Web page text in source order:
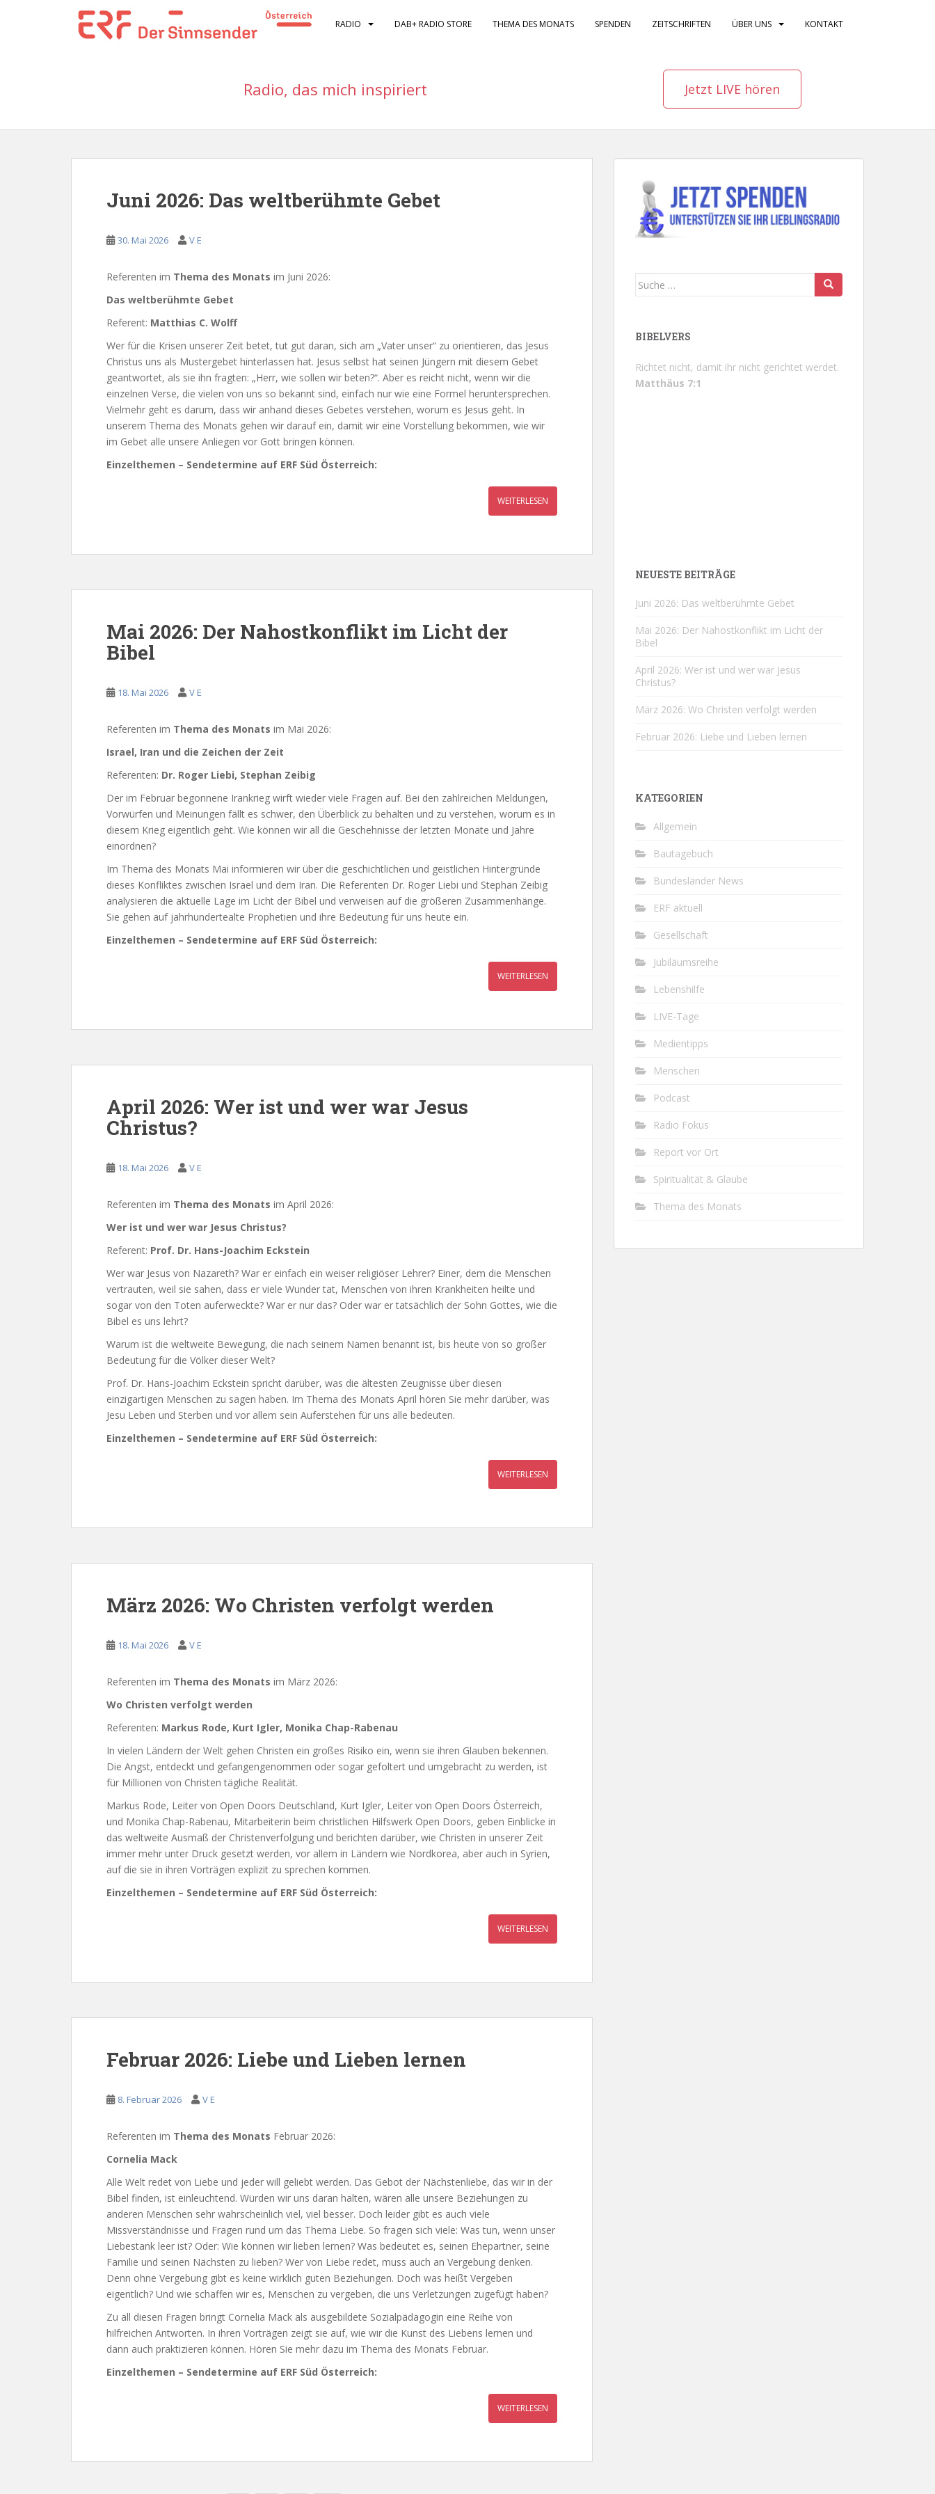
RADIO DAB+ RADIO STORE THEMA DES MONATS SPENDEN ZEITSCHRIFTEN ÜBER UNS KONTAKT
Radio, das mich inspiriert Jetzt LIVE hören
Juni 2026: Das weltberühmte Gebet
30. Mai 2026 V E
Referenten im Thema des Monats im Juni 2026:
Das weltberühmte Gebet
Referent: Matthias C. Wolff
Wer für die Krisen unserer Zeit betet, tut gut daran, sich am „Vater unser“ zu orientieren, das Jesus
Christus uns als Mustergebet hinterlassen hat. Jesus selbst hat seinen Jüngern mit diesem Gebet
geantwortet, als sie ihn fragten: „Herr, wie sollen wir beten?“. Aber es reicht nicht, wenn wir die
einzelnen Verse, die vielen von uns so bekannt sind, einfach nur wie eine Formel heruntersprechen.
Vielmehr geht es darum, dass wir anhand dieses Gebetes verstehen, worum es Jesus geht. In
unserem Thema des Monats gehen wir darauf ein, damit wir eine Vorstellung bekommen, wie wir
im Gebet alle unsere Anliegen vor Gott bringen können.
Einzelthemen – Sendetermine auf ERF Süd Österreich:
WEITERLESEN
Mai 2026: Der Nahostkonflikt im Licht der
Bibel
18. Mai 2026 V E
Referenten im Thema des Monats im Mai 2026:
Israel, Iran und die Zeichen der Zeit
Referenten: Dr. Roger Liebi, Stephan Zeibig
Der im Februar begonnene Irankrieg wirft wieder viele Fragen auf. Bei den zahlreichen Meldungen,
Vorwürfen und Meinungen fällt es schwer, den Überblick zu behalten und zu verstehen, worum es in
diesem Krieg eigentlich geht. Wie können wir all die Geschehnisse der letzten Monate und Jahre
einordnen?
Im Thema des Monats Mai informieren wir über die geschichtlichen und geistlichen Hintergründe
dieses Konfliktes zwischen Israel und dem Iran. Die Referenten Dr. Roger Liebi und Stephan Zeibig
analysieren die aktuelle Lage im Licht der Bibel und verweisen auf die größeren Zusammenhänge.
Sie gehen auf jahrhundertealte Prophetien und ihre Bedeutung für uns heute ein.
Einzelthemen – Sendetermine auf ERF Süd Österreich:
WEITERLESEN
April 2026: Wer ist und wer war Jesus
Christus?
18. Mai 2026 V E
Referenten im Thema des Monats im April 2026:
Wer ist und wer war Jesus Christus?
Referent: Prof. Dr. Hans-Joachim Eckstein
Wer war Jesus von Nazareth? War er einfach ein weiser religiöser Lehrer? Einer, dem die Menschen
vertrauten, weil sie sahen, dass er viele Wunder tat, Menschen von ihren Krankheiten heilte und
sogar von den Toten auferweckte? War er nur das? Oder war er tatsächlich der Sohn Gottes, wie die
Bibel es uns lehrt?
Warum ist die weltweite Bewegung, die nach seinem Namen benannt ist, bis heute von so großer
Bedeutung für die Völker dieser Welt?
Prof. Dr. Hans-Joachim Eckstein spricht darüber, was die ältesten Zeugnisse über diesen
einzigartigen Menschen zu sagen haben. Im Thema des Monats April hören Sie mehr darüber, was
Jesu Leben und Sterben und vor allem sein Auferstehen für uns alle bedeuten.
Einzelthemen – Sendetermine auf ERF Süd Österreich:
WEITERLESEN
März 2026: Wo Christen verfolgt werden
18. Mai 2026 V E
Referenten im Thema des Monats im März 2026:
Wo Christen verfolgt werden
Referenten: Markus Rode, Kurt Igler, Monika Chap-Rabenau
In vielen Ländern der Welt gehen Christen ein großes Risiko ein, wenn sie ihren Glauben bekennen.
Die Angst, entdeckt und gefangengenommen oder sogar gefoltert und umgebracht zu werden, ist
für Millionen von Christen tägliche Realität.
Markus Rode, Leiter von Open Doors Deutschland, Kurt Igler, Leiter von Open Doors Österreich,
und Monika Chap-Rabenau, Mitarbeiterin beim christlichen Hilfswerk Open Doors, geben Einblicke in
das weltweite Ausmaß der Christenverfolgung und berichten darüber, wie Christen in unserer Zeit
immer mehr unter Druck gesetzt werden, vor allem in Ländern wie Nordkorea, aber auch in Syrien,
auf die sie in ihren Vorträgen explizit zu sprechen kommen.
Einzelthemen – Sendetermine auf ERF Süd Österreich:
WEITERLESEN
Februar 2026: Liebe und Lieben lernen
8. Februar 2026 V E
Referenten im Thema des Monats Februar 2026:
Cornelia Mack
Alle Welt redet von Liebe und jeder will geliebt werden. Das Gebot der Nächstenliebe, das wir in der
Bibel finden, ist einleuchtend. Würden wir uns daran halten, wären alle unsere Beziehungen zu
anderen Menschen sehr wahrscheinlich viel, viel besser. Doch leider gibt es auch viele
Missverständnisse und Fragen rund um das Thema Liebe. So fragen sich viele: Was tun, wenn unser
Liebestank leer ist? Oder: Wie können wir lieben lernen? Was bedeutet es, seinen Ehepartner, seine
Familie und seinen Nächsten zu lieben? Wer von Liebe redet, muss auch an Vergebung denken.
Denn ohne Vergebung gibt es keine wirklich guten Beziehungen. Doch was heißt Vergeben
eigentlich? Und wie schaffen wir es, Menschen zu vergeben, die uns Verletzungen zugefügt haben?
Zu all diesen Fragen bringt Cornelia Mack als ausgebildete Sozialpädagogin eine Reihe von
hilfreichen Antworten. In ihren Vorträgen zeigt sie auf, wie wir die Kunst des Liebens lernen und
dann auch praktizieren können. Hören Sie mehr dazu im Thema des Monats Februar.
Einzelthemen – Sendetermine auf ERF Süd Österreich:
WEITERLESEN
Suche
BIBELVERS
Richtet nicht, damit ihr nicht gerichtet werdet.
Matthäus 7:1
NEUESTE BEITRÄGE
Juni 2026: Das weltberühmte Gebet
Mai 2026: Der Nahostkonflikt im Licht der
Bibel
April 2026: Wer ist und wer war Jesus
Christus?
März 2026: Wo Christen verfolgt werden
Februar 2026: Liebe und Lieben lernen
KATEGORIEN
Allgemein
Bautagebuch
Bundesländer News
ERF aktuell
Gesellschaft
Jubiläumsreihe
Lebenshilfe
LIVE-Tage
Medientipps
Menschen
Podcast
Radio Fokus
Report vor Ort
Spiritualität & Glaube
Thema des Monats